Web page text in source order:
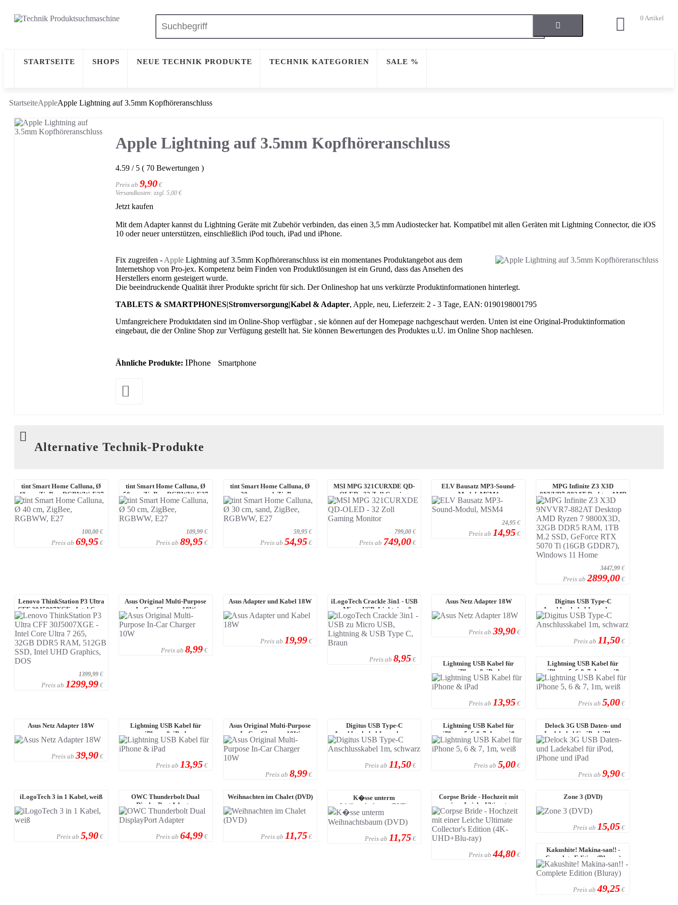
0 Artikel
STARTSEITE SHOPS NEUE TECHNIK PRODUKTE TECHNIK KATEGORIEN SALE %
StartseiteAppleApple Lightning auf 3.5mm Kopfhöreranschluss
Apple Lightning auf 3.5mm Kopfhöreranschluss
4.59 / 5 ( 70 Bewertungen )
Preis ab 9,90 €
Versandkosten: zzgl. 5,00 €
Jetzt kaufen
Mit dem Adapter kannst du Lightning Geräte mit Zubehör verbinden, das einen 3,5 mm Audiostecker hat. Kompatibel mit allen Geräten mit Lightning Connector, die iOS
10 oder neuer unterstützen, einschließlich iPod touch, iPad und iPhone.
Fix zugreifen - Apple Lightning auf 3.5mm Kopfhöreranschluss ist ein momentanes Produktangebot aus dem
Internetshop von Pro-jex. Kompetenz beim Finden von Produktlösungen ist ein Grund, dass das Ansehen des
Herstellers enorm gesteigert wurde.
Die beeindruckende Qualität ihrer Produkte spricht für sich. Der Onlineshop hat uns verkürzte Produktinformationen hinterlegt.
TABLETS & SMARTPHONES|Stromversorgung|Kabel & Adapter, Apple, neu, Lieferzeit: 2 - 3 Tage, EAN: 0190198001795
Umfangreichere Produktdaten sind im Online-Shop verfügbar , sie können auf der Homepage nachgeschaut werden. Unten ist eine Original-Produktinformation
eingebaut, die der Online Shop zur Verfügung gestellt hat. Sie können Bewertungen des Produktes u.U. im Online Shop nachlesen.
Ähnliche Produkte: IPhone Smartphone
Alternative Technik-Produkte
tint Smart Home Calluna, Ø
40 cm, ZigBee, RGBWW, E27
100,00€
Preis ab 69,95 €
tint Smart Home Calluna, Ø
50 cm, ZigBee, RGBWW, E27
109,99€
Preis ab 89,95 €
tint Smart Home Calluna, Ø
30 cm, sand, ZigBee,
RGBWW, E27
59,95€
Preis ab 54,95 €
MSI MPG 321CURXDE QD-
OLED - 32 Zoll Gaming
Monitor
799,00 €
Preis ab 749,00 €
ELV Bausatz MP3-Sound-
Modul, MSM4
24,95 €
Preis ab 14,95 €
MPG Infinite Z3 X3D
9NVVR7-882AT Desktop AMD
Ryzen 7 9800X3D, 32 ...
3447,99 €
Preis ab 2899,00 €
Lenovo ThinkStation P3 Ultra
CFF 30J5007XGE - Intel Core
Ultra 7 ...
1399,99€
Preis ab 1299,99€
Asus Original Multi-Purpose
In-Car Charger 10W
Preis ab 8,99€
Asus Adapter und Kabel 18W
Preis ab 19,99€
iLogoTech Crackle 3in1 - USB
zu Micro USB, Lightning &
USB Type ...
Preis ab 8,95 €
Asus Netz Adapter 18W
Preis ab 39,90 €
Digitus USB Type-C
Anschlusskabel 1m, schwarz
Preis ab 11,50 €
Lightning USB Kabel für
iPhone & iPad
Preis ab 13,95 €
Lightning USB Kabel für
iPhone 5, 6 & 7, 1m, weiß
Preis ab 5,00 €
Asus Netz Adapter 18W
Preis ab 39,90€
Lightning USB Kabel für
iPhone & iPad
Preis ab 13,95 €
Asus Original Multi-Purpose
In-Car Charger 10W
Preis ab 8,99€
Digitus USB Type-C
Anschlusskabel 1m, schwarz
Preis ab 11,50 €
Lightning USB Kabel für
iPhone 5, 6 & 7, 1m, weiß
Preis ab 5,00 €
Delock 3G USB Daten- und
Ladekabel für iPod, iPhone
und iPad
Preis ab 9,90 €
iLogoTech 3 in 1 Kabel, weiß
Preis ab 5,90€
OWC Thunderbolt Dual
DisplayPort Adapter
Preis ab 64,99€
Weihnachten im Chalet (DVD)
Preis ab 11,75 €
K�sse unterm
Weihnachtsbaum (DVD)
Preis ab 11,75 €
Corpse Bride - Hochzeit mit
einer Leiche Ultimate
Collector's ...
Preis ab 44,80 €
Zone 3 (DVD)
Preis ab 15,05 €
Kakushite! Makina-san!! -
Complete Edition (Bluray)
Preis ab 49,25 €